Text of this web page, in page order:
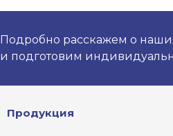
Подробно расскажем о
и подготовим
Продукция